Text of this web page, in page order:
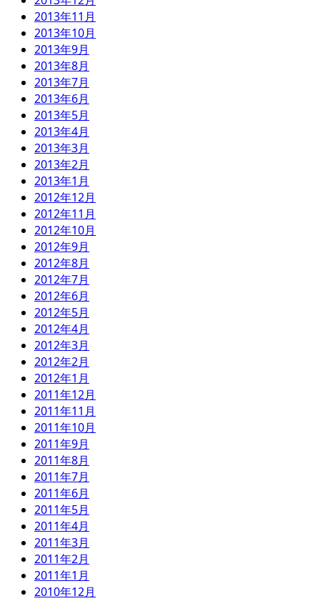
2013年11月
2013年10月
2013年9月
2013年8月
2013年7月
2013年6月
2013年5月
2013年4月
2013年3月
2013年2月
2013年1月
2012年12月
2012年11月
2012年10月
2012年9月
2012年8月
2012年7月
2012年6月
2012年5月
2012年4月
2012年3月
2012年2月
2012年1月
2011年12月
2011年11月
2011年10月
2011年9月
2011年8月
2011年7月
2011年6月
2011年5月
2011年4月
2011年3月
2011年2月
2011年1月
2010年12月